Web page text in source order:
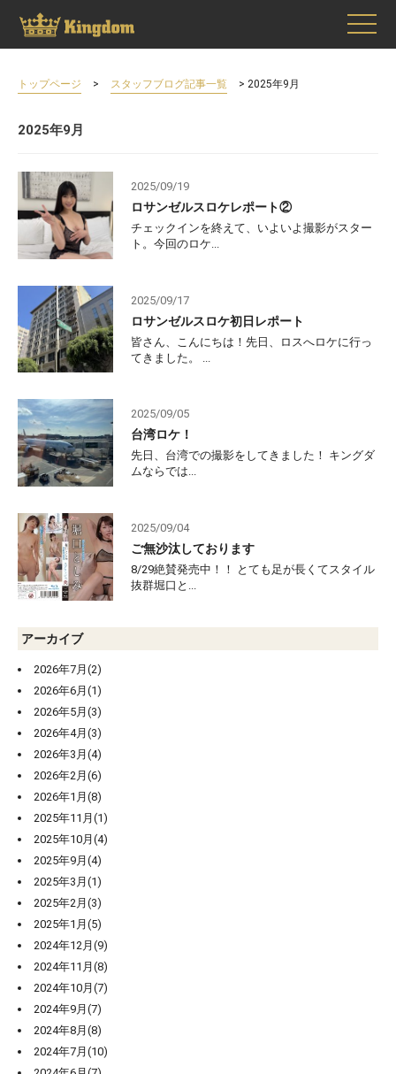
トップページ > スタッフブログ記事一覧 > 2025年9月
2025年9月
2025/09/19
ロサンゼルスロケレポート②
チェックインを終えて、いよいよ撮影がスター
ト。今回のロケ...
2025/09/17
ロサンゼルスロケ初日レポート
皆さん、こんにちは！先日、ロスへロケに行っ
てきました。 ...
2025/09/05
台湾ロケ！
先日、台湾での撮影をしてきました！ キングダ
ムならでは...
2025/09/04
ご無沙汰しております
8/29絶賛発売中！！ とても足が長くてスタイル
抜群堀口と...
アーカイブ
2026年7月(2)
2026年6月(1)
2026年5月(3)
2026年4月(3)
2026年3月(4)
2026年2月(6)
2026年1月(8)
2025年11月(1)
2025年10月(4)
2025年9月(4)
2025年3月(1)
2025年2月(3)
2025年1月(5)
2024年12月(9)
2024年11月(8)
2024年10月(7)
2024年9月(7)
2024年8月(8)
2024年7月(10)